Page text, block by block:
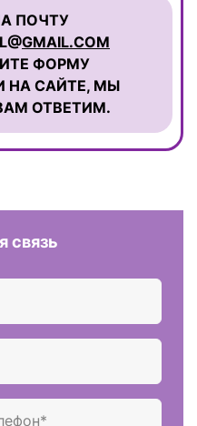
ПОЧТУ
GMAIL.COM
ФОРМУ
НА САЙТЕ, МЫ
ОТВЕТИМ.
связь